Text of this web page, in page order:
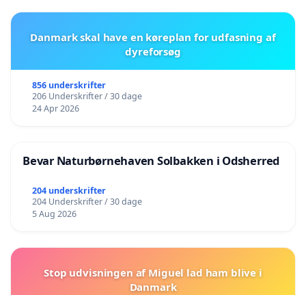
Danmark skal have en køreplan for udfasning af
dyreforsøg
856 underskrifter
206 Underskrifter / 30 dage
24 Apr 2026
Bevar Naturbørnehaven Solbakken i Odsherred
204 underskrifter
204 Underskrifter / 30 dage
5 Aug 2026
Stop udvisningen af Miguel lad ham blive i
Danmark